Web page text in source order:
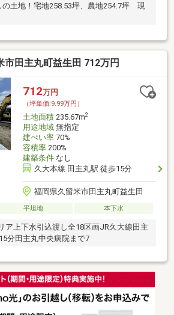
の土地！宅地258.53坪、農地254.7坪 現
市田主丸町益生田 712万円
712万円
（坪単価:9.99万円）
土地面積235.67m2
用途地域無指定
建ぺい率70%
容積率200%
建築条件なし
久大本線 田主丸駅 徒歩15分
福岡県久留米市田主丸町益生田
平坦地 本下水
ア上下水引込渡し全18区画JR久大線田主
分田主丸中央病院まで7